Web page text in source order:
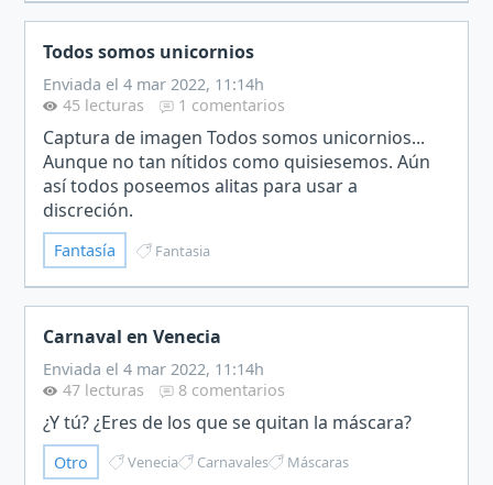
Todos somos unicornios
Enviada el 4 mar 2022, 11:14h
45 lecturas
1 comentarios
Captura de imagen Todos somos unicornios...
Aunque no tan nítidos como quisiesemos. Aún
así todos poseemos alitas para usar a
discreción.
Fantasía Fantasia
Carnaval en Venecia
Enviada el 4 mar 2022, 11:14h
47 lecturas
8 comentarios
¿Y tú? ¿Eres de los que se quitan la máscara?
Otro Venecia Carnavales Máscaras